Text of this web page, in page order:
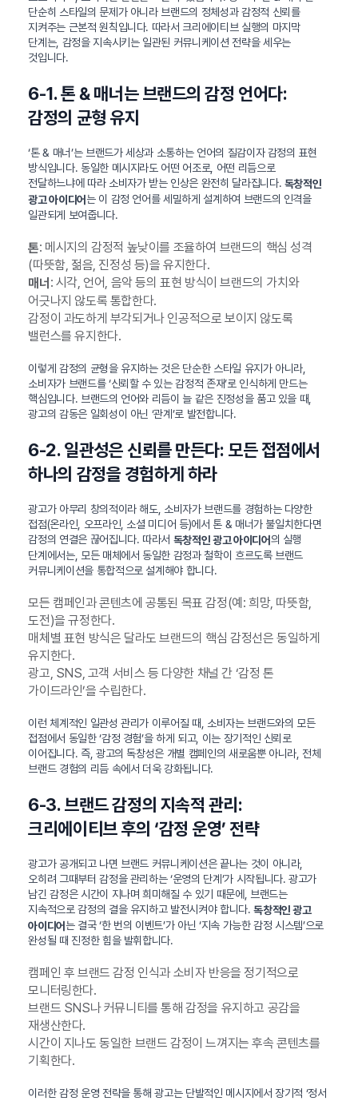
단순히 스타일의 문제가 아니라 브랜드의 정체성과 감정적 신뢰를
지켜주는 근본적 원칙입니다. 따라서 크리에이티브 실행의 마지막
단계는, 감정을 지속시키는 일관된 커뮤니케이션 전략을 세우는
것입니다.
6-1. 톤 & 매너는 브랜드의 감정 언어다:
감정의 균형 유지
‘톤 & 매너’는 브랜드가 세상과 소통하는 언어의 질감이자 감정의 표현
방식입니다. 동일한 메시지라도 어떤 어조로, 어떤 리듬으로
전달하느냐에 따라 소비자가 받는 인상은 완전히 달라집니다. 독창적인
광고 아이디어는 이 감정 언어를 세밀하게 설계하여 브랜드의 인격을
일관되게 보여줍니다.
톤: 메시지의 감정적 높낮이를 조율하여 브랜드의 핵심 성격
(따뜻함, 젊음, 진정성 등)을 유지한다.
매너 : 시각, 언어, 음악 등의 표현 방식이 브랜드의 가치와
어긋나지 않도록 통합한다.
감정이 과도하게 부각되거나 인공적으로 보이지 않도록
밸런스를 유지한다.
이렇게 감정의 균형을 유지하는 것은 단순한 스타일 유지가 아니라,
소비자가 브랜드를 ‘신뢰할 수 있는 감정적 존재’로 인식하게 만드는
핵심입니다. 브랜드의 언어와 리듬이 늘 같은 진정성을 품고 있을 때,
광고의 감동은 일회성이 아닌 ‘관계’로 발전합니다.
6-2. 일관성은 신뢰를 만든다: 모든 접점에서
하나의 감정을 경험하게 하라
광고가 아무리 창의적이라 해도, 소비자가 브랜드를 경험하는 다양한
접점(온라인, 오프라인, 소셜 미디어 등)에서 톤 & 매너가 불일치한다면
감정의 연결은 끊어집니다. 따라서 독창적인 광고 아이디어의 실행
단계에서는, 모든 매체에서 동일한 감정과 철학이 흐르도록 브랜드
커뮤니케이션을 통합적으로 설계해야 합니다.
모든 캠페인과 콘텐츠에 공통된 목표 감정(예: 희망, 따뜻함,
도전)을 규정한다.
매체별 표현 방식은 달라도 브랜드의 핵심 감정선은 동일하게
유지한다.
광고, SNS, 고객 서비스 등 다양한 채널 간 ‘감정 톤
가이드라인’을 수립한다.
이런 체계적인 일관성 관리가 이루어질 때, 소비자는 브랜드와의 모든
접점에서 동일한 ‘감정 경험’을 하게 되고, 이는 장기적인 신뢰로
이어집니다. 즉, 광고의 독창성은 개별 캠페인의 새로움뿐 아니라, 전체
브랜드 경험의 리듬 속에서 더욱 강화됩니다.
6-3. 브랜드 감정의 지속적 관리:
크리에이티브 후의 ‘감정 운영’ 전략
광고가 공개되고 나면 브랜드 커뮤니케이션은 끝나는 것이 아니라,
오히려 그때부터 감정을 관리하는 ‘운영의 단계’가 시작됩니다. 광고가
남긴 감정은 시간이 지나며 희미해질 수 있기 때문에, 브랜드는
지속적으로 감정의 결을 유지하고 발전시켜야 합니다.독창적인 광고
아이디어는 결국 ‘한 번의 이벤트’가 아닌 ‘지속 가능한 감정 시스템’으로
완성될 때 진정한 힘을 발휘합니다.
캠페인 후 브랜드 감정 인식과 소비자 반응을 정기적으로
모니터링한다.
브랜드 SNS나 커뮤니티를 통해 감정을 유지하고 공감을
재생산한다.
시간이 지나도 동일한 브랜드 감정이 느껴지는 후속 콘텐츠를
기획한다.
이러한 감정 운영 전략을 통해 광고는 단발적인 메시지에서 장기적 ‘정서